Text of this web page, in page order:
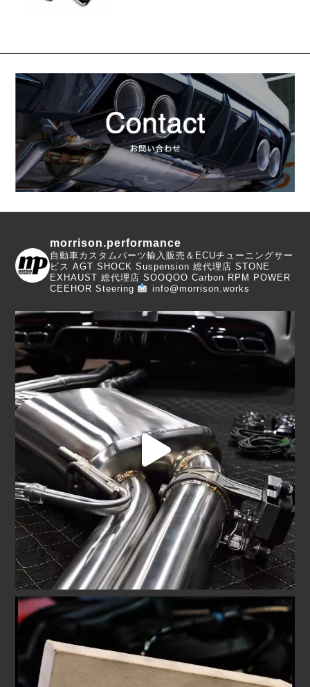
morrison.performance
自動車カスタムパーツ輸入販売＆ECUチューニングサー
ビス AGT SHOCK Suspension 総代理店 STONE
EXHAUST 総代理店 SOOQOO Carbon RPM POWER
CEEHOR Steering
info@morrison.works